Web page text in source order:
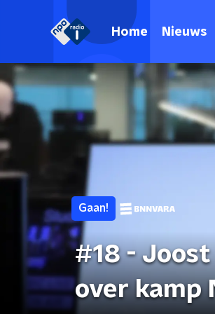
Home Nieuws
Gaan!
#18 -
over kamp